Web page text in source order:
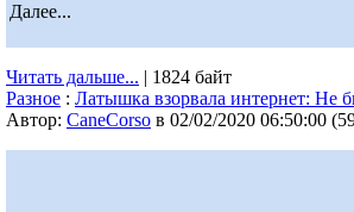
Далее...
Читать дальше... | 1824 байт
Разное : Латышка взорвала интернет: Не
Автор: CaneCorso в 02/02/2020 06:50:00 (